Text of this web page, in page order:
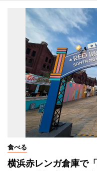
食べる
横浜赤レンガ倉庫で